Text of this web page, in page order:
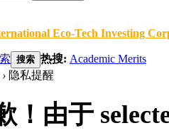
Eco-Tech Investing
搜索 热搜: Academic Merits
› 隐私提醒
！由于